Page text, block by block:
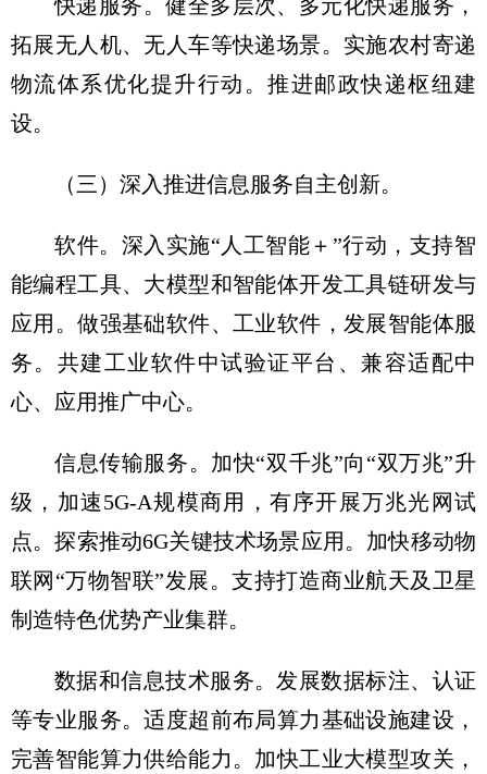
快递服务。健全多层次、多元化快递服务，
拓展无人机、无人车等快递场景。实施农村寄递
物流体系优化提升行动。推进邮政快递枢纽建
设。
（三）深入推进信息服务自主创新。
软件。深入实施“人工智能＋”行动，支持智
能编程工具、大模型和智能体开发工具链研发与
应用。做强基础软件、工业软件，发展智能体服
务。共建工业软件中试验证平台、兼容适配中
心、应用推广中心。
信息传输服务。加快“双千兆”向“双万兆”升
级，加速5G-A规模商用，有序开展万兆光网试
点。探索推动6G关键技术场景应用。加快移动物
联网“万物智联”发展。支持打造商业航天及卫星
制造特色优势产业集群。
数据和信息技术服务。发展数据标注、认证
等专业服务。适度超前布局算力基础设施建设，
完善智能算力供给能力。加快工业大模型攻关，